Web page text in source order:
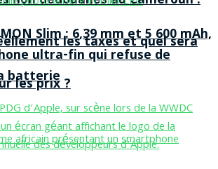
les taxes et quel sera
les prix ?
Slim : 6,39 mm et 5 600 mAh,
ultra-fin qui refuse de
batterie